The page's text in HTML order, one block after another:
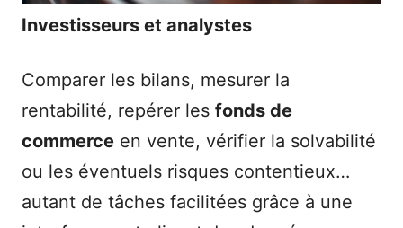
Investisseurs et analystes
Comparer les bilans, mesurer la
rentabilité, repérer les fonds de
commerce en vente, vérifier la solvabilité
ou les éventuels risques contentieux…
autant de tâches facilitées grâce à une